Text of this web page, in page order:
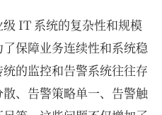
IT 系统的复杂性和规模
保障业务连续性和系统稳
的监控和告警系统往往存
、告警策略单一、告警触